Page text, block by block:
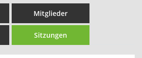
Mitglieder
Sitzungen